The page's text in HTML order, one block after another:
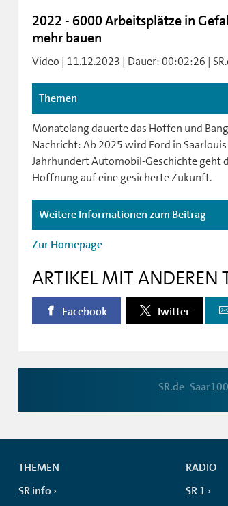
2022 - 6000 Arbeitsplätze in
mehr bauen
Video | 11.12.2023 | Dauer: 00:02:26 |
Themen
Monatelang dauerte das Hoffen und
Nachricht: Ab 2025 wird Ford in
Jahrhundert Automobil-Geschichte geht
Hoffnung auf eine gesicherte Zukunft.
Weitere Informationen zum Beitrag
Zur Homepage
ARTIKEL MIT ANDEREN
Facebook Twitter
SR.de
THEMEN
SR info
RADIO
SR 1